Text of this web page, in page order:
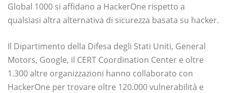
Global 1000 si affidano a HackerOne rispetto a
qualsiasi altra alternativa di sicurezza basata su hacker.
Il Dipartimento della Difesa degli Stati Uniti, General
Motors, Google, il CERT Coordination Center e oltre
1.300 altre organizzazioni hanno collaborato con
HackerOne per trovare oltre 120.000 vulnerabilità e